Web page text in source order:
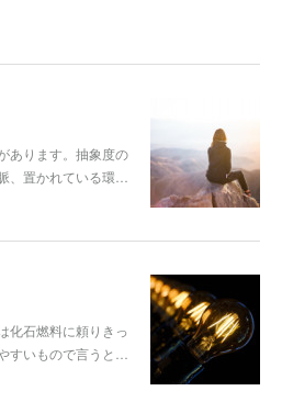
あります。抽象度の
、置かれている環…
化石燃料に頼りきっ
すいもので言うと…